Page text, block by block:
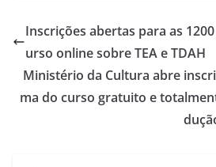
Inscrições abertas para as
urso online sobre TEA e TDAH
Ministério da Cultura abre
ma do curso gratuito e